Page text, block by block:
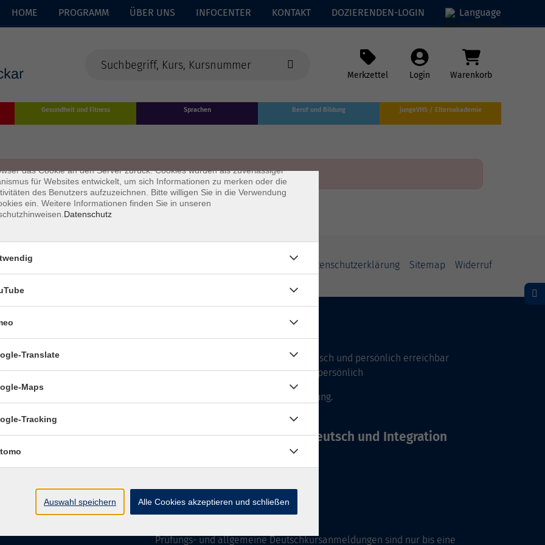
HOME PROGRAMM ÜBER UNS INFOCENTER KONTAKT DOZIERENDEN-LOGIN Language
Merkzettel Login Warenkorb
Gesundheit und Fitness Sprachen Beruf und Bildung jungeVHS / Elternakademie
Datenschutzerklärung Sitemap Widerruf
Öffnungszeiten:
9–12.30 Uhr telefonisch und persönlich erreichbar
Mo–Do nachmittags:13.30–17 Uhr nur persönlich
Termine für Beratung nach Vereinbarung.
Öffnungszeiten des Büros Deutsch und Integration
Di9-12 Uhr
Mi9-12 Uhr
Do & Frgeschlossen
Prüfungs- und allgemeine Deutschkursanmeldungen sind nur bis eine
sind kleine Datenmengen, die von einer Website gesendet und vom
das Cookie an den Server zurück. Cookies wurden als zuverlässiger
für Websites entwickelt, um sich Informationen zu merken oder die
des Benutzers aufzuzeichnen. Bitte willigen Sie in die Verwendung
ein. Weitere Informationen finden Sie in unseren
Datenschutz
×
Translate
Maps
Tracking
Auswahl speichern Alle Cookies akzeptieren und schließen